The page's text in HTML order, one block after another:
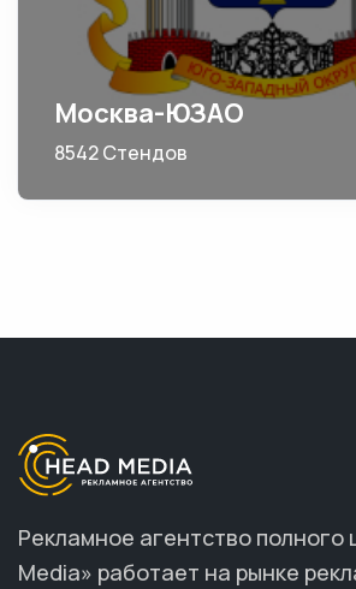
Москва-ЮЗАО
8542 Стендов
Рекламное агентство полного
Media» работает на рынке